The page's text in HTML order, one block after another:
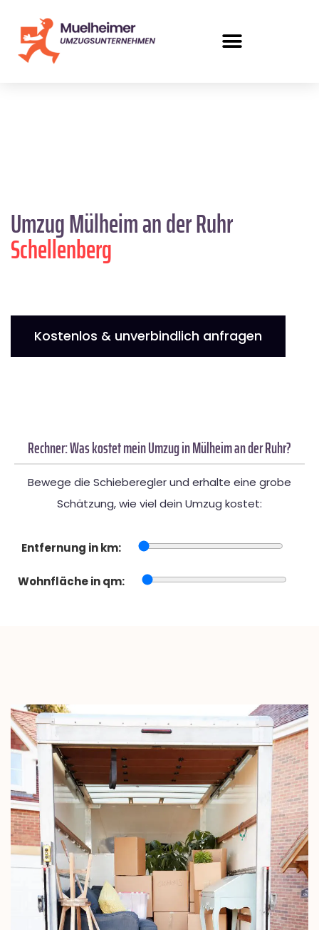
Umzug Mülheim an der Ruhr
Schellenberg
Kostenlos & unverbindlich anfragen
Rechner: Was kostet mein Umzug in Mülheim an der Ruhr?
Bewege die Schieberegler und erhalte eine grobe
Schätzung, wie viel dein Umzug kostet:
Entfernung in km:
Wohnfläche in qm: